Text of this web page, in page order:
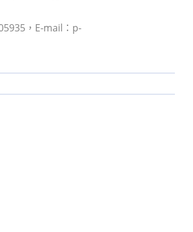
，E-mail：p-